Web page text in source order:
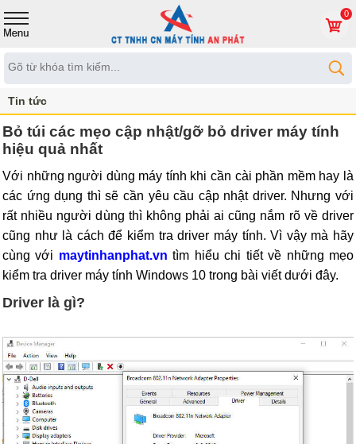
0
Tin tức
Bỏ túi các mẹo cập nhật/gỡ bỏ driver máy tính
hiệu quả nhất
Với những người dùng máy tính khi cần cài phần mềm hay là
các ứng dụng thì sẽ cần yêu cầu cập nhật driver. Nhưng với
rất nhiều người dùng thì không phải ai cũng nắm rõ về driver
cũng như là cách để kiểm tra driver máy tính. Vì vậy mà hãy
cùng với maytinhanphat.vn tìm hiểu chi tiết về những mẹo
kiểm tra driver máy tính Windows 10 trong bài viết dưới đây.
Driver là gì?